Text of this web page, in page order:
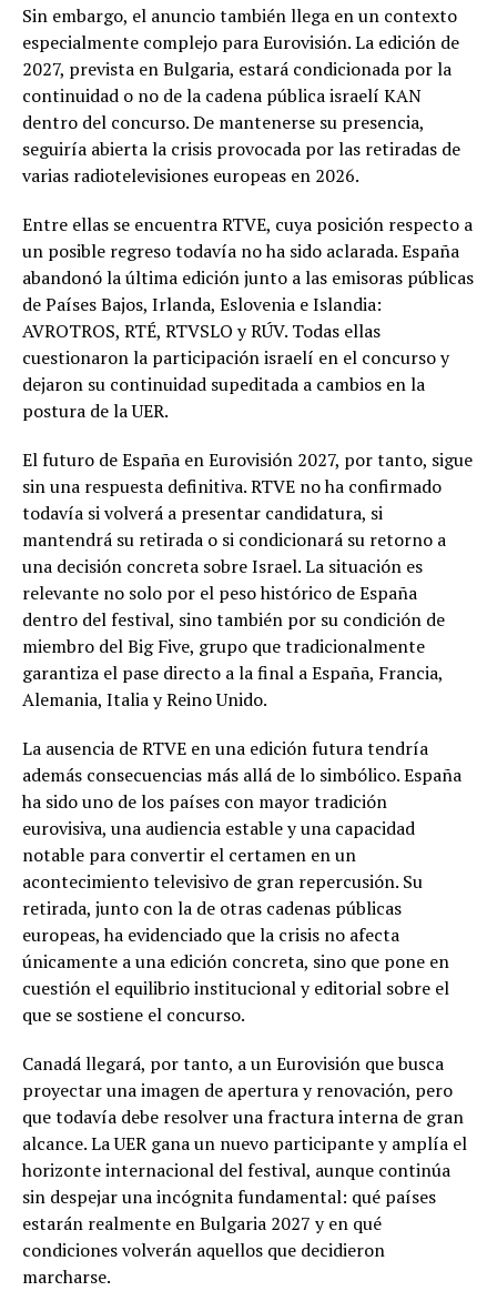
Sin embargo, el anuncio también llega en un contexto
especialmente complejo para Eurovisión. La edición de
2027, prevista en Bulgaria, estará condicionada por la
continuidad o no de la cadena pública israelí KAN
dentro del concurso. De mantenerse su presencia,
seguiría abierta la crisis provocada por las retiradas de
varias radiotelevisiones europeas en 2026.
Entre ellas se encuentra RTVE, cuya posición respecto a
un posible regreso todavía no ha sido aclarada. España
abandonó la última edición junto a las emisoras públicas
de Países Bajos, Irlanda, Eslovenia e Islandia:
AVROTROS, RTÉ, RTVSLO y RÚV. Todas ellas
cuestionaron la participación israelí en el concurso y
dejaron su continuidad supeditada a cambios en la
postura de la UER.
El futuro de España en Eurovisión 2027, por tanto, sigue
sin una respuesta definitiva. RTVE no ha confirmado
todavía si volverá a presentar candidatura, si
mantendrá su retirada o si condicionará su retorno a
una decisión concreta sobre Israel. La situación es
relevante no solo por el peso histórico de España
dentro del festival, sino también por su condición de
miembro del Big Five, grupo que tradicionalmente
garantiza el pase directo a la final a España, Francia,
Alemania, Italia y Reino Unido.
La ausencia de RTVE en una edición futura tendría
además consecuencias más allá de lo simbólico. España
ha sido uno de los países con mayor tradición
eurovisiva, una audiencia estable y una capacidad
notable para convertir el certamen en un
acontecimiento televisivo de gran repercusión. Su
retirada, junto con la de otras cadenas públicas
europeas, ha evidenciado que la crisis no afecta
únicamente a una edición concreta, sino que pone en
cuestión el equilibrio institucional y editorial sobre el
que se sostiene el concurso.
Canadá llegará, por tanto, a un Eurovisión que busca
proyectar una imagen de apertura y renovación, pero
que todavía debe resolver una fractura interna de gran
alcance. La UER gana un nuevo participante y amplía el
horizonte internacional del festival, aunque continúa
sin despejar una incógnita fundamental: qué países
estarán realmente en Bulgaria 2027 y en qué
condiciones volverán aquellos que decidieron
marcharse.